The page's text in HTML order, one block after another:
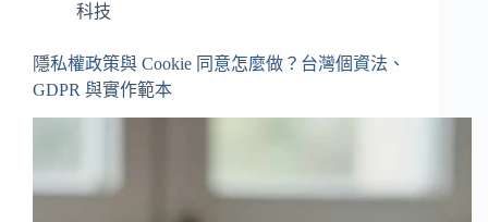
科技
隱私權政策與 Cookie 同意怎麼做？台灣個資法、
GDPR 與實作範本